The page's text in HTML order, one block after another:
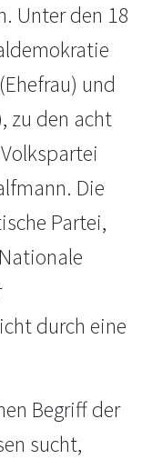
Unter den 18
und
zu den acht
Die
Partei,
durch eine
Begriff der
sucht,